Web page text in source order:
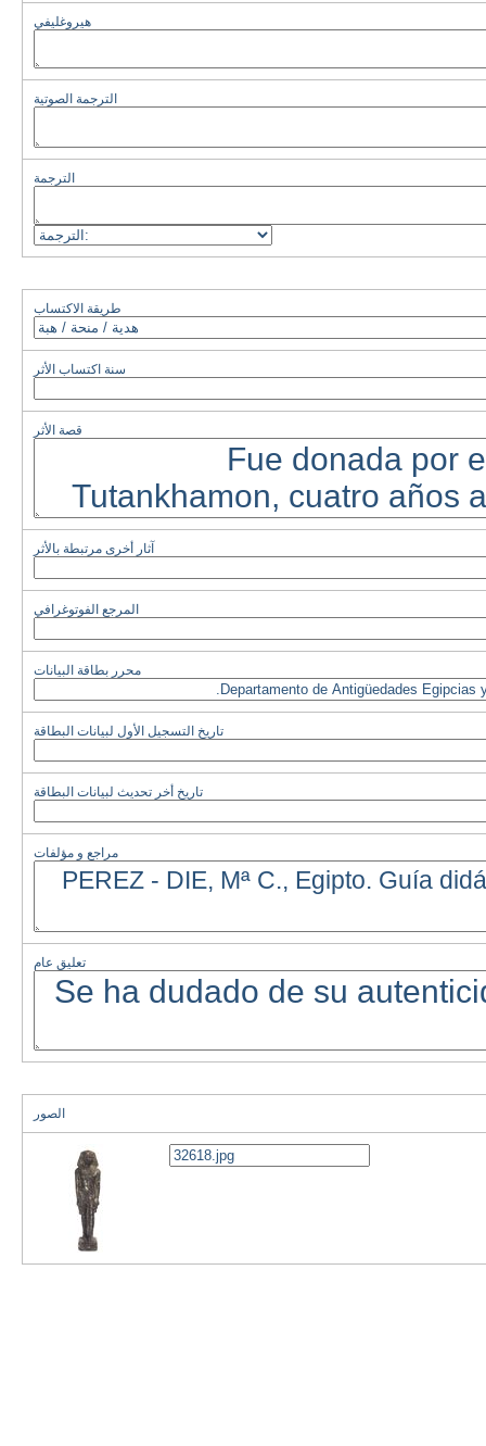
هيروغليفي
الترجمة الصوتية
الترجمة
طريقة الاكتساب
سنة اكتساب الأثر
قصة الأثر
آثار أخرى مرتبطة بالأثر
المرجع الفوتوغرافي
محرر بطاقة البيانات
تاريخ التسجيل الأول لبيانات البطاقة
تاريخ أخر تحديث لبيانات البطاقة
مراجع و مؤلفات
تعليق عام
الصور